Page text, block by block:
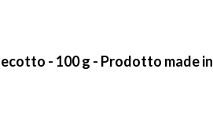
- 100 g - Prodotto made in